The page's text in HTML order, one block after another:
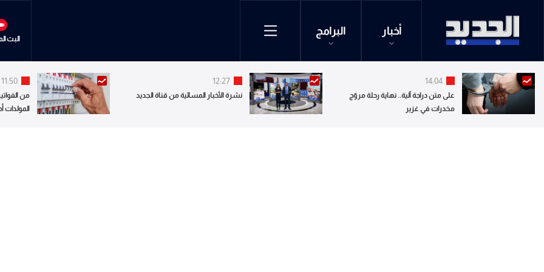
أخبار البرامج
البث
14:04
على متن دراجة آلية.. نهاية رحلة مروّج
مخدرات في غزير
12:27
نشرة الأخبار المسائية من قناة الجديد
11:50
من
المولدات